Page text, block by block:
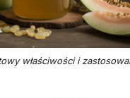
właściwości i